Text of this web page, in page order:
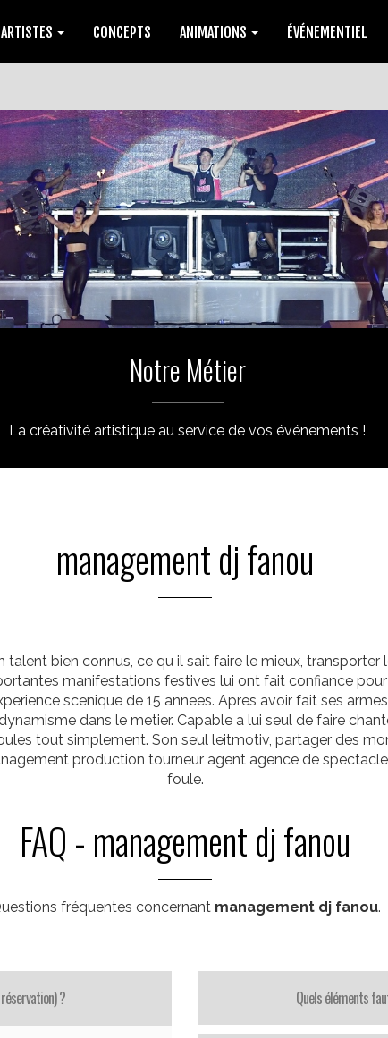
ARTISTES CONCEPTS ANIMATIONS ÉVÉNEMENTIEL
Notre Métier
La créativité artistique au service de vos événements !
management dj fanou
bien connus, ce qu il sait faire le mieux,
manifestations festives lui ont fait confiance
scenique de 15 annees. Apres avoir fait ses
dans le metier. Capable a lui seul de faire
tout simplement. Son seul leitmotiv, partager des
production tourneur agent agence de
foule.
FAQ - management dj fanou
fréquentes concernant management dj fanou.
? Quels éléments